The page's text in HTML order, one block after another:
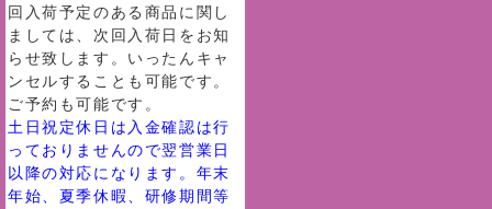
回入荷予定のある商品に関し
ましては、次回入荷日をお知
らせ致します。いったんキャ
ンセルすることも可能です。
ご予約も可能です。
土日祝定休日は入金確認は行
っておりませんので翌営業日
以降の対応になります。年末
年始、夏季休暇、研修期間等